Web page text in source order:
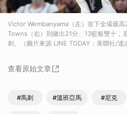
Victor Wembanyama（左）攻下全場最
Towns（右）則繳出21分、13籃板雙十，
刺。（圖片來源 LINE TODAY：美聯社/達
查看原始文章
#馬刺 #溫班亞馬 #尼克